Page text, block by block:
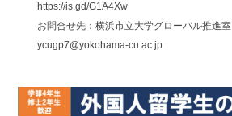
https://is.gd/G1A4Xw
お問合せ先：横浜市立大学グローバル推進室
ycugp7@yokohama-cu.ac.jp